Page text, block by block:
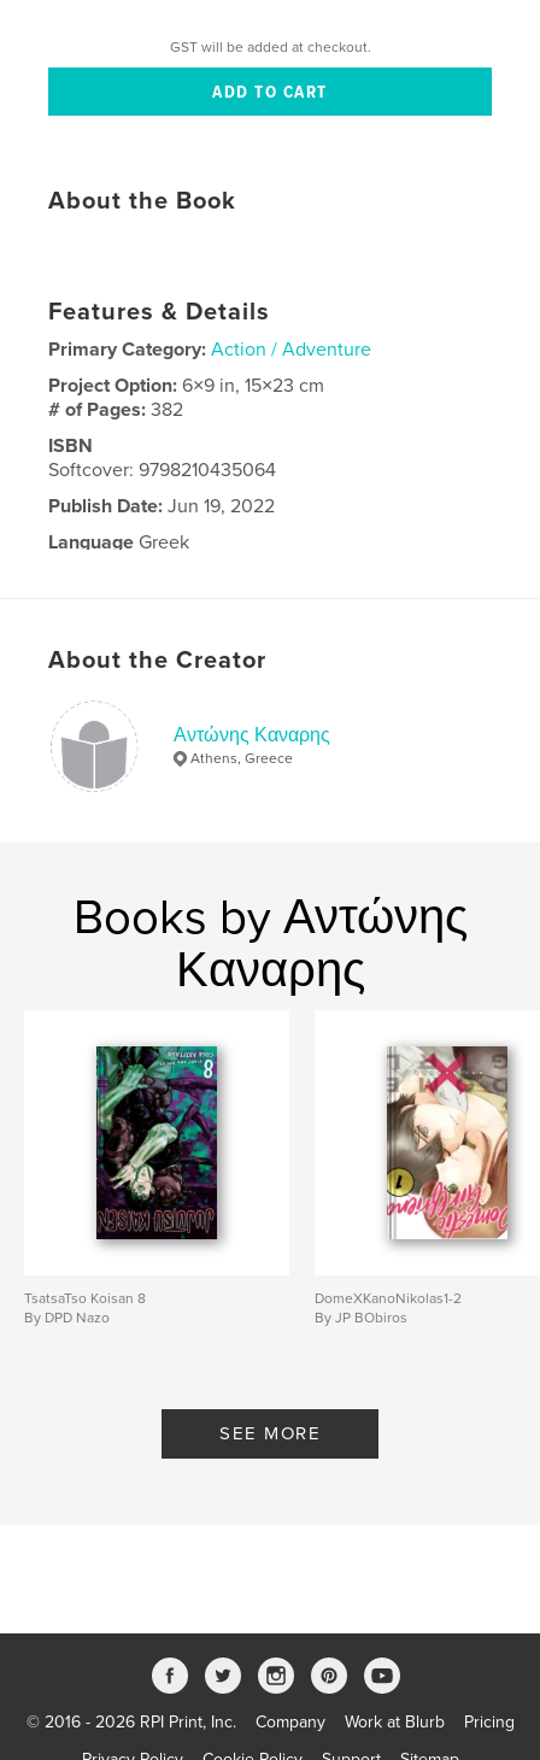
GST will be added at checkout.
About the Book
Features & Details
Primary Category: Action / Adventure
Project Option:6×9 in, 15×23 cm
# of Pages:382
ISBN
Softcover: 9798210435064
Publish Date: Jun 19, 2022
Language Greek
About the Creator
Αντώνης Καναρης
Athens, Greece
Books by Αντώνης
Καναρης
TsatsaTso Koisan 8
By DPD Nazo
DomeXKanoNikolas1-2
By JP BObiros
SEE MORE
© 2016 - 2026 RPI Print, Inc. Company Work at Blurb
Pricing